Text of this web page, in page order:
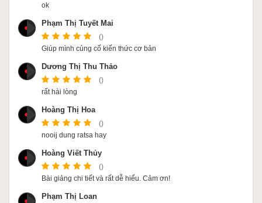
ok
Phạm Thị Tuyết Mai
()
Giúp mình củng cố kiến thức cơ bản
Dương Thị Thu Thảo
()
rất hài lòng
Hoàng Thị Hoa
()
nooij dung ratsa hay
Hoàng Viết Thủy
()
Bài giảng chi tiết và rất dễ hiểu. Cảm ơn!
Phạm Thị Loan